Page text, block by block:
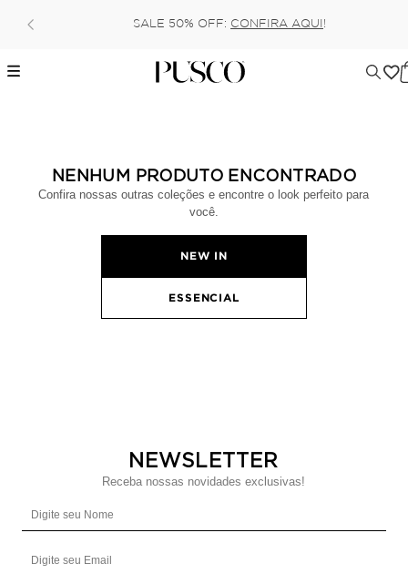
SALE 50% OFF: CONFIRA AQUI !
NENHUM PRODUTO ENCONTRADO
Confira nossas outras coleções e encontre o look perfeito para
você.
NEW IN
ESSENCIAL
NEWSLETTER
Receba nossas novidades exclusivas!